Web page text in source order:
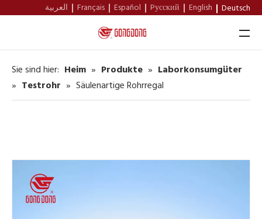
العربية Français Español Pусский English Deutsch
Heim
Über Uns
Nachricht
Kontakt
Sie sind hier: Heim » Produkte » Laborkonsumgüter
» Testrohr » Säulenartige Rohrregal